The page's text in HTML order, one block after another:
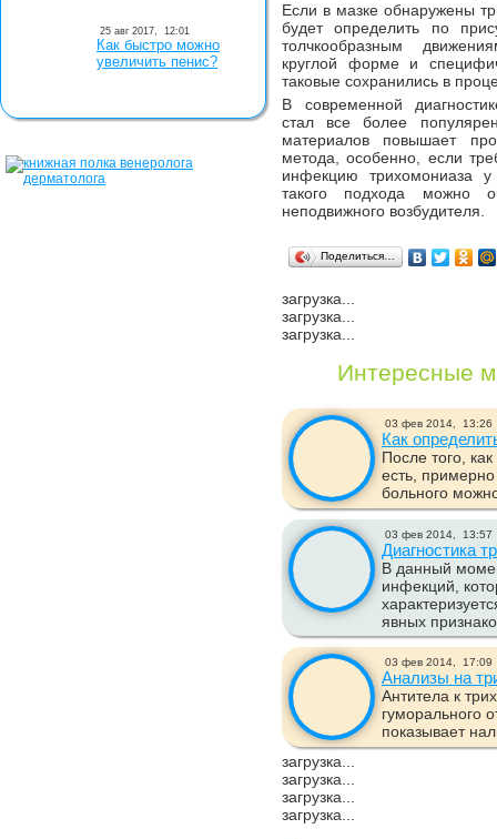
Если в мазке обнаружены
будет определить по
толчкообразным
круглой форме и
таковые сохранились в
В современной
стал все более
материалов повышает
метода, особенно, если
инфекцию трихомониаза
такого подхода можно
неподвижного возбудителя.
Поделиться…
загрузка...
загрузка...
загрузка...
Интересные
03 фев 2014, 13:26
Как
После того,
есть,
больного
03 фев 2014, 13:57
Диагностика
В данный
инфекций,
явных
03 фев 2014, 17:09
Анализы на
Антитела к
гуморального
показывает
загрузка...
загрузка...
загрузка...
загрузка...
25 авг 2017, 12:01
Как быстро можно
увеличить пенис?